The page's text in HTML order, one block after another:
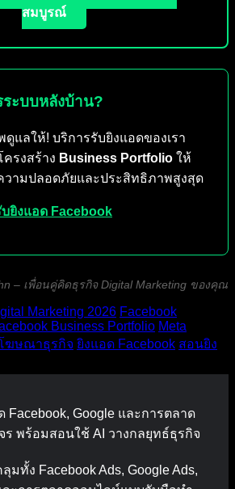
สมบูรณ์
ระบบหลังบ้าน?
แลให้! บริการรับยิงแอดของเรา
ครงสร้าง Business Portfolio ให้
วามปลอดภัยและประสิทธิภาพสูงสุด
ยิงแอด Facebook
– เพื่อนคู่คิดธุรกิจ Digital Marketing ของคุณ
Marketing 2026 Facebook
Business Portfolio Meta
ฆษณาธุรกิจ ยิงแอด Facebook สอนยิง
Facebook, Google และการตลาด
พร้อมสอนใช้ AI วางกลยุทธ์ธุรกิจ
มทั้ง Facebook Ads, Google Ads,